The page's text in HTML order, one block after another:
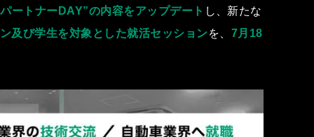
ートナーDAY”の内容をアップデート し、新たな
及び学⽣を対象とした就活セッションを、 7⽉18